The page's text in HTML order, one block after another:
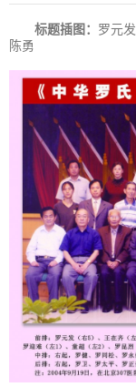
标题插图： 罗元
陈勇